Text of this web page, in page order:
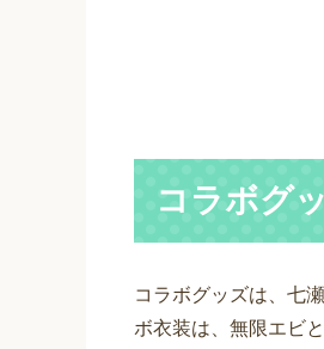
コラボグ
コラボグッズは、七
ボ衣装は、無限エビ